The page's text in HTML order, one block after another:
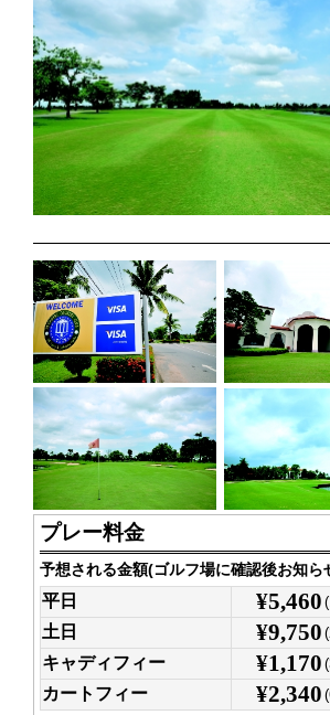
プレー料金
予想される金額(ゴルフ場に確認後お知ら
平日 ¥5,460
土日 ¥9,750
キャディフィー ¥1,170
カートフィー ¥2,340